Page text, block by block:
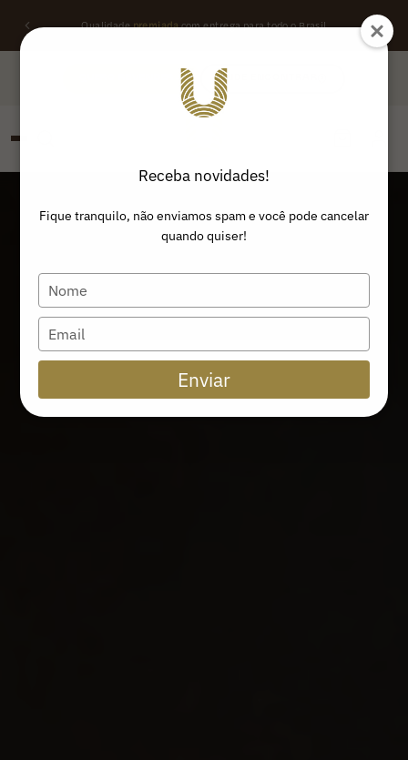
Qualidadepremiadacom entrega para todo o Brasil
ONDE ENCONTRAR
Buscar produtos:
Receba novidades!
Fique tranquilo, não enviamos spam e você pode cancelar
quando quiser!
Type
your
name
Type
your
email
Enviar